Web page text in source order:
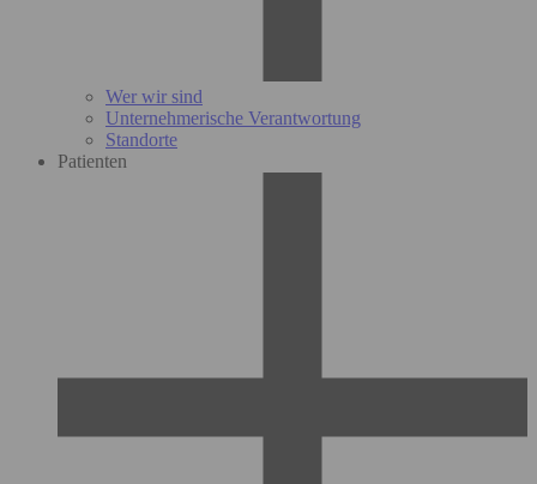
Wer wir sind
Unternehmerische Verantwortung
Standorte
Patienten